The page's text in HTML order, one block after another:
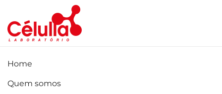
Skip to main content
Home
Quem somos